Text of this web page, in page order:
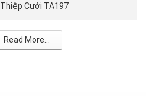
Thiệp Cưới TA197
Read More...